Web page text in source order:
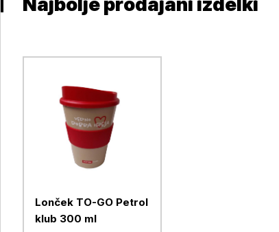
Lonček TO-GO Petrol
klub 300 ml